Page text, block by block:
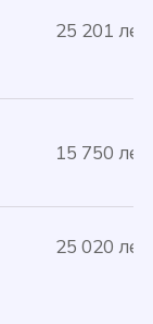
25 201 лей
15 750 лей
25 020 лей